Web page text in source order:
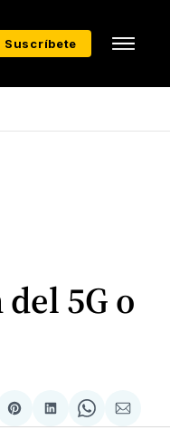
Suscríbete
5G o
ShareCompartir
Share